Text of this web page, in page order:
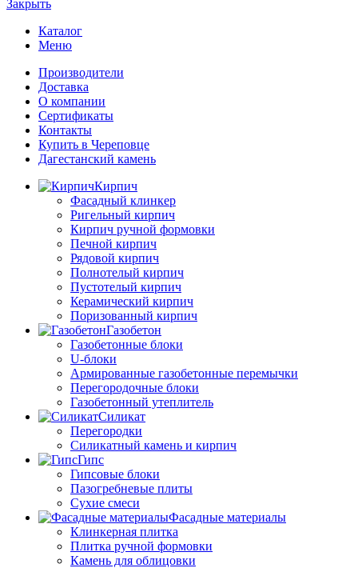
Закрыть
Каталог
Меню
Производители
Доставка
О компании
Сертификаты
Контакты
Купить в Череповце
Дагестанский камень
Кирпич
Фасадный клинкер
Ригельный кирпич
Кирпич ручной формовки
Печной кирпич
Рядовой кирпич
Полнотелый кирпич
Пустотелый кирпич
Керамический кирпич
Поризованный кирпич
Газобетон
Газобетонные блоки
U-блоки
Армированные газобетонные перемычки
Перегородочные блоки
Газобетонный утеплитель
Силикат
Перегородки
Силикатный камень и кирпич
Гипс
Гипсовые блоки
Пазогребневые плиты
Сухие смеси
Фасадные материалы
Клинкерная плитка
Плитка ручной формовки
Камень для облицовки